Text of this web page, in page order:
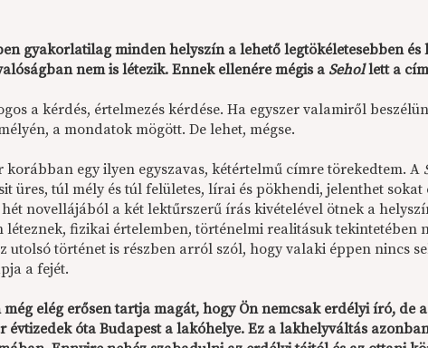
gyakorlatilag minden helyszín a lehető legtökéletesebben
nem is létezik. Ennek ellenére mégis a Sehollett a
a kérdés, értelmezés kérdése. Ha egyszer valamiről
a mondatok mögött. De lehet, mégse.
korábban egy ilyen egyszavas, kétértelmű címre törekedtem. A
üres, túl mély és túl felületes, lírai és pökhendi, jelenthet sokat
novellájából a két lektűrszerű írás kivételével ötnek a
léteznek, fizikai értelemben, történelmi realitásuk tekintetében
utolsó történet is részben arról szól, hogy valaki éppen nincs
a fejét.
elég erősen tartja magát, hogy Ön nemcsak erdélyi író, de
évtizedek óta Budapest a lakóhelye. Ez a lakhelyváltás